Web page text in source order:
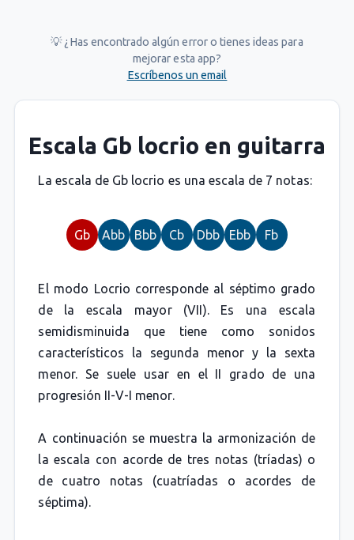
💡 ¿Has encontrado algún error o tienes ideas para
mejorar esta app?
Escríbenos un email
Escala Gb locrio en guitarra
La escala de Gb locrio es una escala de 7 notas:
Gb Abb Bbb Cb Dbb Ebb Fb
El modo Locrio corresponde al séptimo grado
de la escala mayor (VII). Es una escala
semidisminuida que tiene como sonidos
característicos la segunda menor y la sexta
menor. Se suele usar en el II grado de una
progresión II-V-I menor.
A continuación se muestra la armonización de
la escala con acorde de tres notas (tríadas) o
de cuatro notas (cuatríadas o acordes de
séptima).